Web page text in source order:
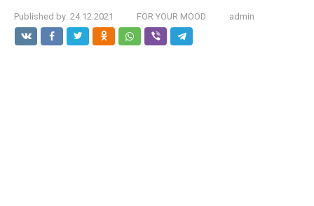
Published by: 24.12.2021 FOR YOUR MOOD admin